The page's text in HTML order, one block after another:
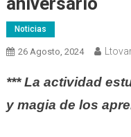
Noticias
26 Agosto, 2024
*** La actividad
y magia de los